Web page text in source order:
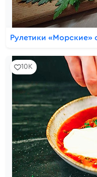
Рулетики «Морские»
10K